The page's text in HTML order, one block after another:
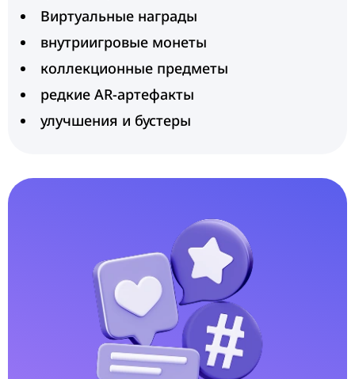
Виртуальные награды
внутриигровые монеты
коллекционные предметы
редкие AR-артефакты
улучшения и бустеры